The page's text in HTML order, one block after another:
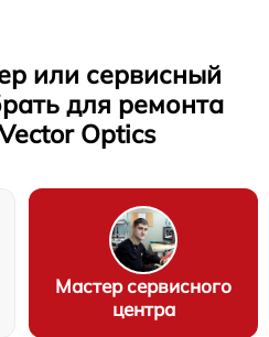
или сервисный
для ремонта
Optics
Мастер сервисного
центра